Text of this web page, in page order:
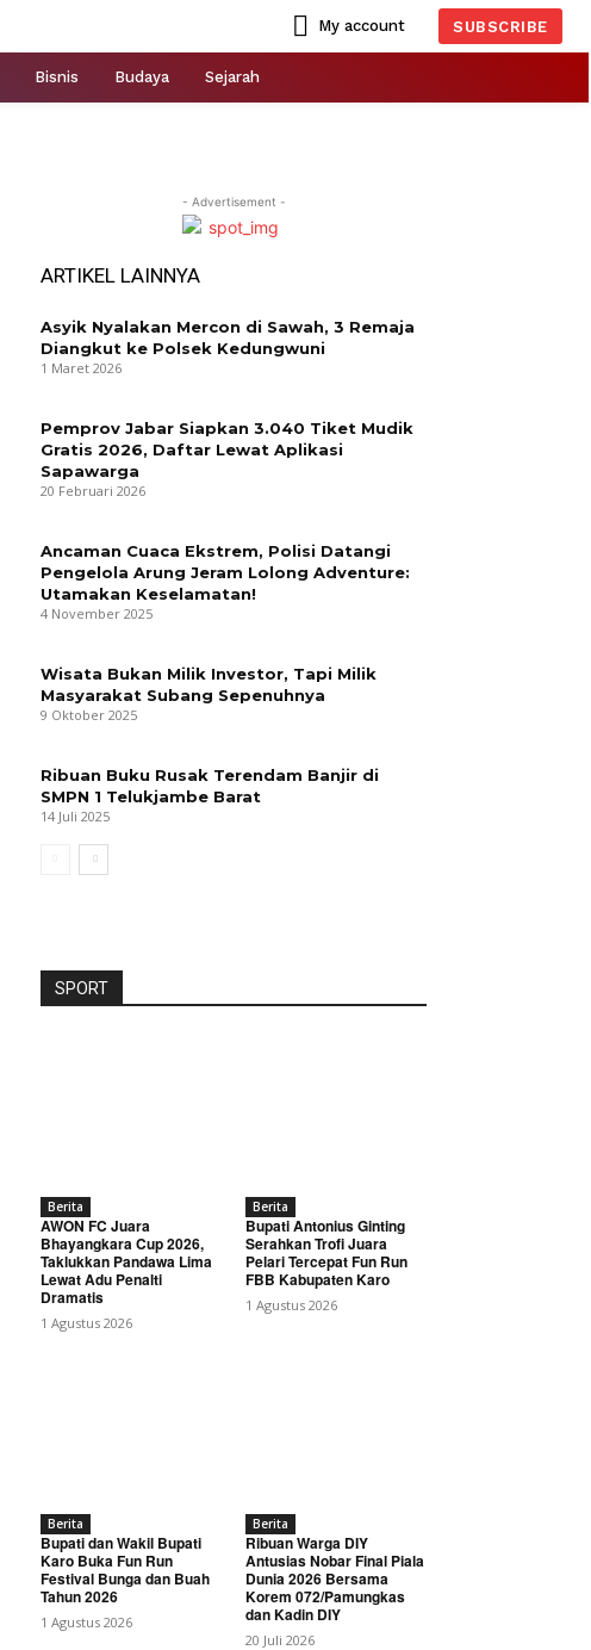
My account SUBSCRIBE
Bisnis Budaya Sejarah
- Advertisement -
ARTIKEL LAINNYA
Asyik Nyalakan Mercon di Sawah, 3 Remaja
Diangkut ke Polsek Kedungwuni
1 Maret 2026
Pemprov Jabar Siapkan 3.040 Tiket Mudik
Gratis 2026, Daftar Lewat Aplikasi
Sapawarga
20 Februari 2026
Ancaman Cuaca Ekstrem, Polisi Datangi
Pengelola Arung Jeram Lolong Adventure:
Utamakan Keselamatan!
4 November 2025
Wisata Bukan Milik Investor, Tapi Milik
Masyarakat Subang Sepenuhnya
9 Oktober 2025
Ribuan Buku Rusak Terendam Banjir di
SMPN 1 Telukjambe Barat
14 Juli 2025
SPORT
Berita
AWON FC Juara
Bhayangkara Cup 2026,
Taklukkan Pandawa Lima
Lewat Adu Penalti
Dramatis
1 Agustus 2026
Berita
Bupati Antonius Ginting
Serahkan Trofi Juara
Pelari Tercepat Fun Run
FBB Kabupaten Karo
1 Agustus 2026
Berita
Bupati dan Wakil Bupati
Karo Buka Fun Run
Festival Bunga dan Buah
Tahun 2026
1 Agustus 2026
Berita
Ribuan Warga DIY
Antusias Nobar Final Piala
Dunia 2026 Bersama
Korem 072/Pamungkas
dan Kadin DIY
20 Juli 2026